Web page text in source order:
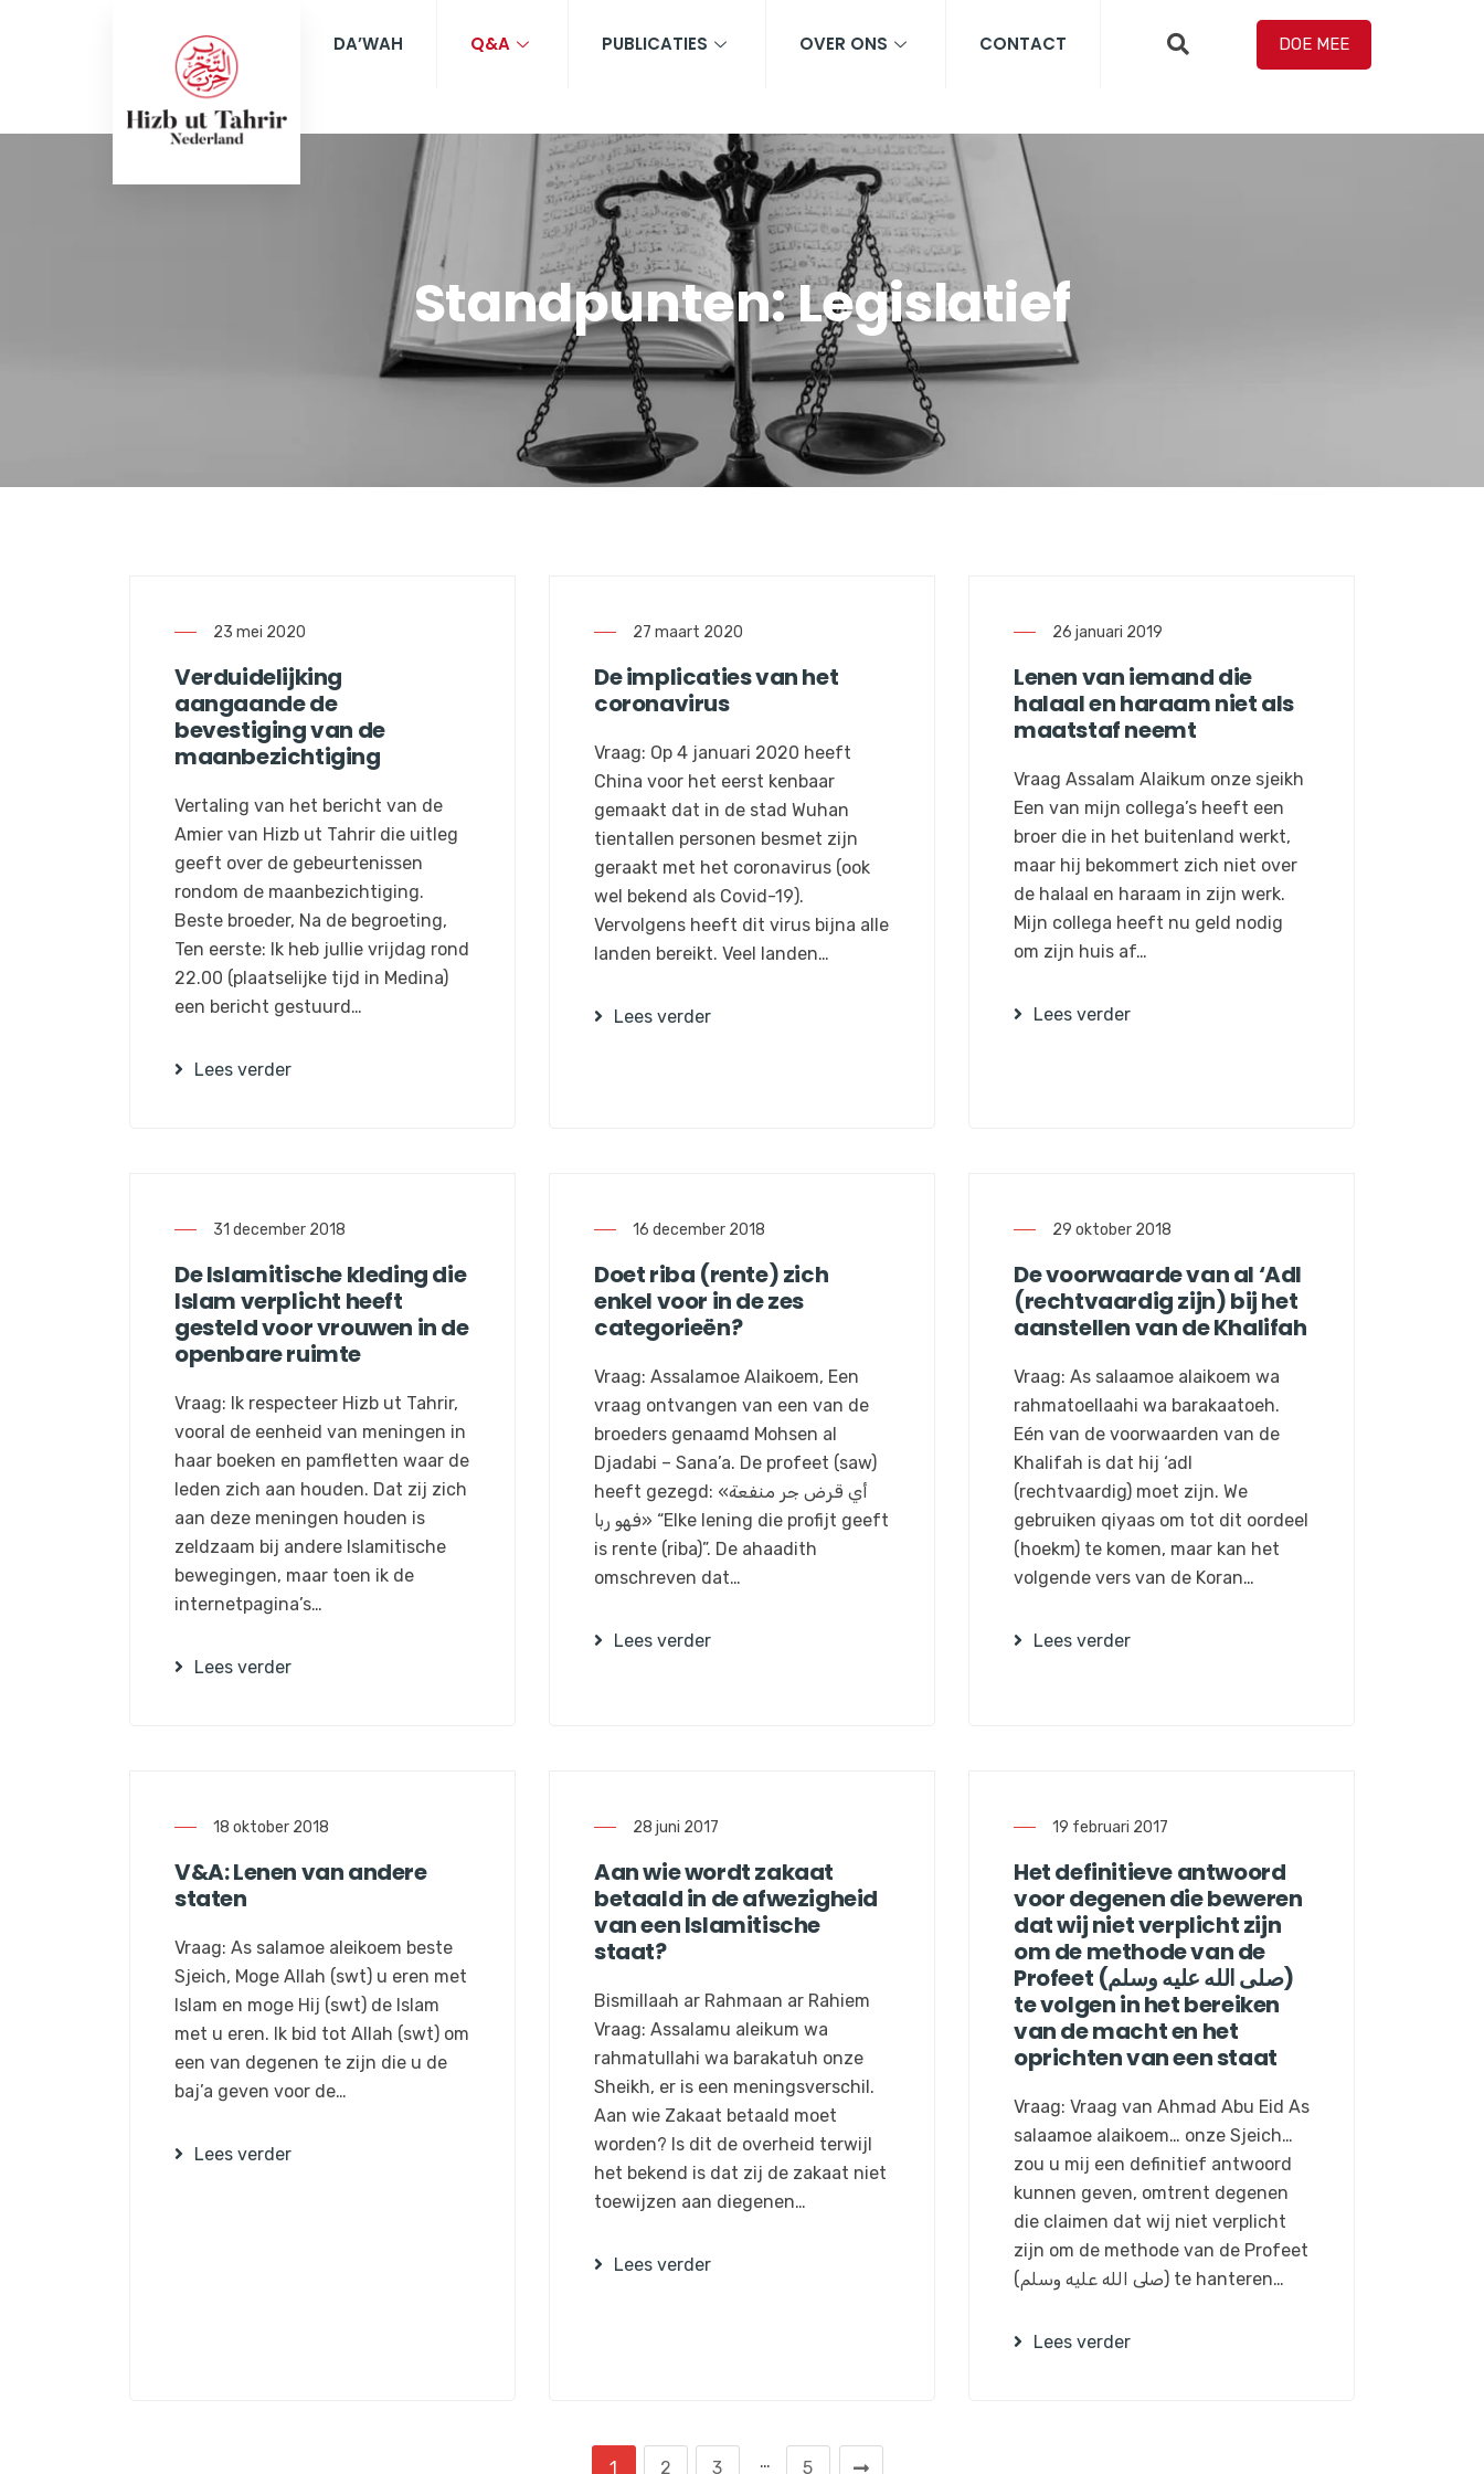
DA’WAH Q&A PUBLICATIES OVER ONS CONTACT DOE MEE
Standpunten: Legislatief
23 mei 2020
Verduidelijking
aangaande de
bevestiging van de
maanbezichtiging
Vertaling van het bericht van de
Amier van Hizb ut Tahrir die uitleg
geeft over de gebeurtenissen
rondom de maanbezichtiging.
Beste broeder, Na de begroeting,
Ten eerste: Ik heb jullie vrijdag rond
22.00 (plaatselijke tijd in Medina)
een bericht gestuurd…
Lees verder
27 maart 2020
De implicaties van het
coronavirus
Vraag: Op 4 januari 2020 heeft
China voor het eerst kenbaar
gemaakt dat in de stad Wuhan
tientallen personen besmet zijn
geraakt met het coronavirus (ook
wel bekend als Covid-19).
Vervolgens heeft dit virus bijna alle
landen bereikt. Veel landen…
Lees verder
26 januari 2019
Lenen van iemand die
halaal en haraam niet als
maatstaf neemt
Vraag Assalam Alaikum onze sjeikh
Een van mijn collega’s heeft een
broer die in het buitenland werkt,
maar hij bekommert zich niet over
de halaal en haraam in zijn werk.
Mijn collega heeft nu geld nodig
om zijn huis af…
Lees verder
31 december 2018
De Islamitische kleding die
Islam verplicht heeft
gesteld voor vrouwen in de
openbare ruimte
Vraag: Ik respecteer Hizb ut Tahrir,
vooral de eenheid van meningen in
haar boeken en pamfletten waar de
leden zich aan houden. Dat zij zich
aan deze meningen houden is
zeldzaam bij andere Islamitische
bewegingen, maar toen ik de
internetpagina’s…
Lees verder
16 december 2018
Doet riba (rente) zich
enkel voor in de zes
categorieën?
Vraag: Assalamoe Alaikoem, Een
vraag ontvangen van een van de
broeders genaamd Mohsen al
Djadabi – Sana’a. De profeet (saw)
heeft gezegd: «أي قرض جر منفعة
فهو ربا» “Elke lening die profijt geeft
is rente (riba)”. De ahaadith
omschreven dat…
Lees verder
29 oktober 2018
De voorwaarde van al ‘Adl
(rechtvaardig zijn) bij het
aanstellen van de Khalifah
Vraag: As salaamoe alaikoem wa
rahmatoellaahi wa barakaatoeh.
Eén van de voorwaarden van de
Khalifah is dat hij ‘adl
(rechtvaardig) moet zijn. We
gebruiken qiyaas om tot dit oordeel
(hoekm) te komen, maar kan het
volgende vers van de Koran…
Lees verder
18 oktober 2018
V&A: Lenen van andere
staten
Vraag: As salamoe aleikoem beste
Sjeich, Moge Allah (swt) u eren met
Islam en moge Hij (swt) de Islam
met u eren. Ik bid tot Allah (swt) om
een van degenen te zijn die u de
baj’a geven voor de…
Lees verder
28 juni 2017
Aan wie wordt zakaat
betaald in de afwezigheid
van een Islamitische
staat?
Bismillaah ar Rahmaan ar Rahiem
Vraag: Assalamu aleikum wa
rahmatullahi wa barakatuh onze
Sheikh, er is een meningsverschil.
Aan wie Zakaat betaald moet
worden? Is dit de overheid terwijl
het bekend is dat zij de zakaat niet
toewijzen aan diegenen…
Lees verder
19 februari 2017
Het definitieve antwoord
voor degenen die beweren
dat wij niet verplicht zijn
om de methode van de
Profeet (صلى الله عليه وسلم)
te volgen in het bereiken
van de macht en het
oprichten van een staat
Vraag: Vraag van Ahmad Abu Eid As
salaamoe alaikoem… onze Sjeich…
zou u mij een definitief antwoord
kunnen geven, omtrent degenen
die claimen dat wij niet verplicht
zijn om de methode van de Profeet
(صلى الله عليه وسلم) te hanteren…
Lees verder
1 2 3 … 5